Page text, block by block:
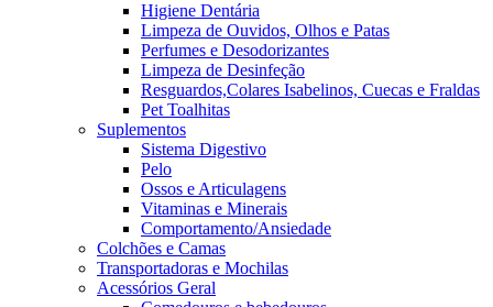
Higiene Dentária
Limpeza de Ouvidos, Olhos e Patas
Perfumes e Desodorizantes
Limpeza de Desinfeção
Resguardos,Colares Isabelinos, Cuecas e Fraldas
Pet Toalhitas
Suplementos
Sistema Digestivo
Pelo
Ossos e Articulagens
Vitaminas e Minerais
Comportamento/Ansiedade
Colchões e Camas
Transportadoras e Mochilas
Acessórios Geral